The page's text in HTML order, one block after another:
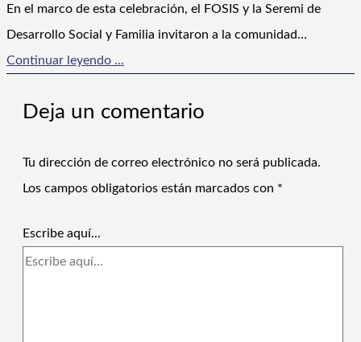
En el marco de esta celebración, el FOSIS y la Seremi de
Desarrollo Social y Familia invitaron a la comunidad…
Continuar leyendo ...
Deja un comentario
Tu dirección de correo electrónico no será publicada.
Los campos obligatorios están marcados con *
Escribe aquí...